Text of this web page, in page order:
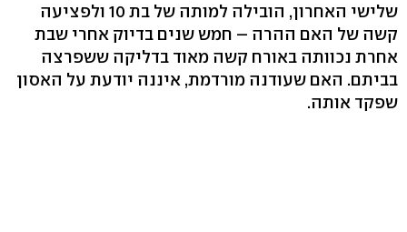
שלישי האחרון, הובילה למותה של בת 10 ולפציעה
קשה של האם ההרה – חמש שנים בדיוק אחרי שבת
אחרת נכוותה באורח קשה מאוד בדליקה ששפרצה
בביתם. האם שעודנה מורדמת, איננה יודעת על האסון
שפקד אותה.